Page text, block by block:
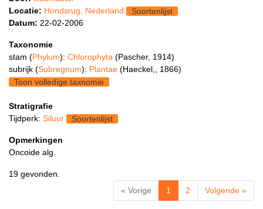
Locatie: Hondsrug, Nederland
Soortenlijst
Datum: 22-02-2006
Taxonomie
stam (Phylum): Chlorophyta (Pascher, 1914)
subrijk (Subregnum): Plantae (Haeckel,, 1866)
Toon volledige taxnomie
Stratigrafie
Tijdperk: Siluur Soortenlijst
Opmerkingen
Oncoide alg.
19 gevonden.
« Vorige
1 2 Volgende »